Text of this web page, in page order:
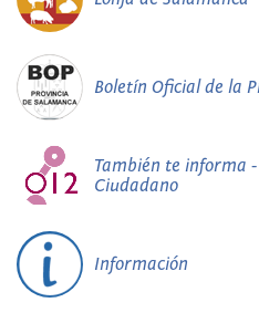
Boletín Oficial de la
También te informa -
Ciudadano
Información